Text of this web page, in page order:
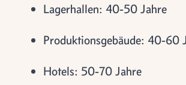
Lagerhallen: 40-50 Jahre
Produktionsgebäude: 40-60
Hotels: 50-70 Jahre